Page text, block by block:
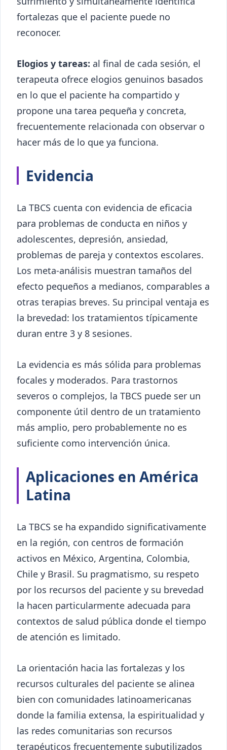
fortalezas que el paciente puede no
reconocer.
Elogios y tareas: al final de cada sesión, el
terapeuta ofrece elogios genuinos basados
en lo que el paciente ha compartido y
propone una tarea pequeña y concreta,
frecuentemente relacionada con observar o
hacer más de lo que ya funciona.
Evidencia
La TBCS cuenta con evidencia de eficacia
para problemas de conducta en niños y
adolescentes, depresión, ansiedad,
problemas de pareja y contextos escolares.
Los meta-análisis muestran tamaños del
efecto pequeños a medianos, comparables a
otras terapias breves. Su principal ventaja es
la brevedad: los tratamientos típicamente
duran entre 3 y 8 sesiones.
La evidencia es más sólida para problemas
focales y moderados. Para trastornos
severos o complejos, la TBCS puede ser un
componente útil dentro de un tratamiento
más amplio, pero probablemente no es
suficiente como intervención única.
Aplicaciones en América
Latina
La TBCS se ha expandido significativamente
en la región, con centros de formación
activos en México, Argentina, Colombia,
Chile y Brasil. Su pragmatismo, su respeto
por los recursos del paciente y su brevedad
la hacen particularmente adecuada para
contextos de salud pública donde el tiempo
de atención es limitado.
La orientación hacia las fortalezas y los
recursos culturales del paciente se alinea
bien con comunidades latinoamericanas
donde la familia extensa, la espiritualidad y
las redes comunitarias son recursos
terapéuticos frecuentemente subutilizados